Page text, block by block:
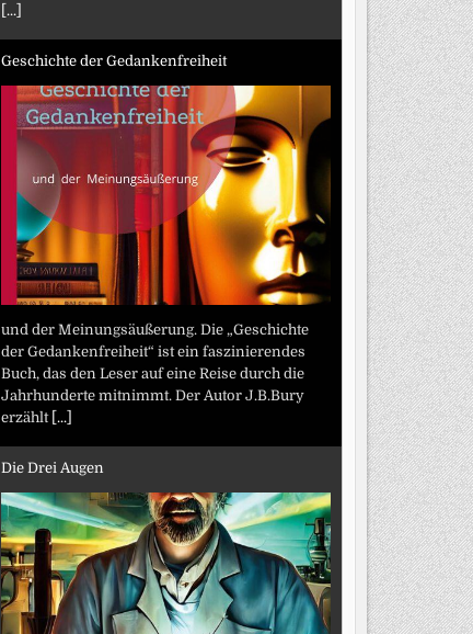
[...]
Geschichte der Gedankenfreiheit
und der Meinungsäußerung. Die „Geschichte
der Gedankenfreiheit“ ist ein faszinierendes
Buch, das den Leser auf eine Reise durch die
Jahrhunderte mitnimmt. Der Autor J.B.Bury
erzählt [...]
Die Drei Augen